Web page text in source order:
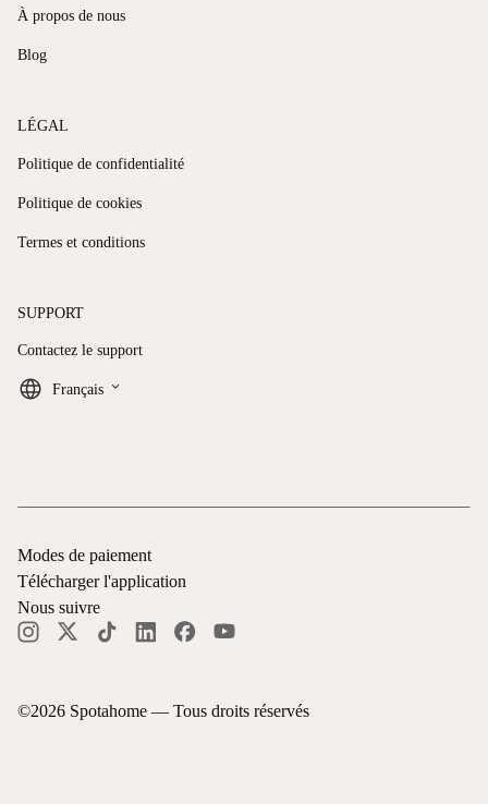
À propos de nous
Blog
LÉGAL
Politique de confidentialité
Politique de cookies
Termes et conditions
SUPPORT
Contactez le support
Français keyboard_arrow_down
©2026 Spotahome — Tous droits réservés
Modes de paiement
Télécharger l'application
Nous suivre